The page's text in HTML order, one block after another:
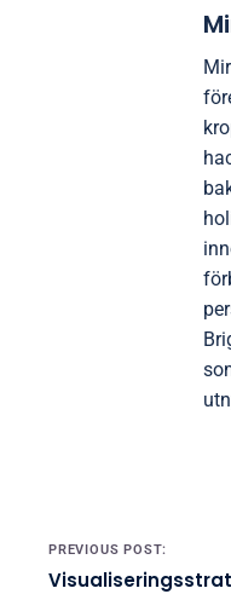
Post
PREVIOUS POST: